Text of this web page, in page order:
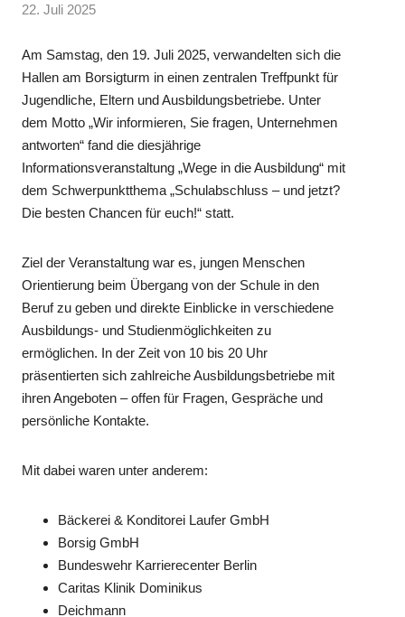
22. Juli 2025
Am Samstag, den 19. Juli 2025, verwandelten sich die
Hallen am Borsigturm in einen zentralen Treffpunkt für
Jugendliche, Eltern und Ausbildungsbetriebe. Unter
dem Motto „Wir informieren, Sie fragen, Unternehmen
antworten“ fand die diesjährige
Informationsveranstaltung „Wege in die Ausbildung“ mit
dem Schwerpunktthema „Schulabschluss – und jetzt?
Die besten Chancen für euch!“ statt.
Ziel der Veranstaltung war es, jungen Menschen
Orientierung beim Übergang von der Schule in den
Beruf zu geben und direkte Einblicke in verschiedene
Ausbildungs- und Studienmöglichkeiten zu
ermöglichen. In der Zeit von 10 bis 20 Uhr
präsentierten sich zahlreiche Ausbildungsbetriebe mit
ihren Angeboten – offen für Fragen, Gespräche und
persönliche Kontakte.
Mit dabei waren unter anderem:
Bäckerei & Konditorei Laufer GmbH
Borsig GmbH
Bundeswehr Karrierecenter Berlin
Caritas Klinik Dominikus
Deichmann